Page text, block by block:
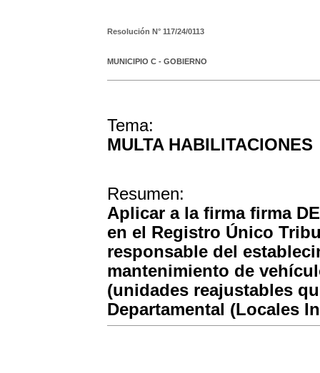
Resolución N° 117/24/0113
MUNICIPIO C - GOBIERNO
Tema:
MULTA HABILITACIONES
Resumen:
Aplicar a la firma firma
en el Registro Único
responsable del
mantenimiento de
(unidades reajustables
Departamental (Locales